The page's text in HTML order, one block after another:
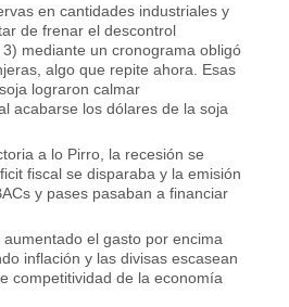
en cantidades industriales y
de frenar el descontrol
mediante un cronograma obligó
algo que repite ahora. Esas
lograron calmar
acabarse los dólares de la soja
a lo Pirro, la recesión se
fiscal se disparaba y la emisión
y pases pasaban a financiar
el gasto por encima
inflación y las divisas escasean
competitividad de la economía